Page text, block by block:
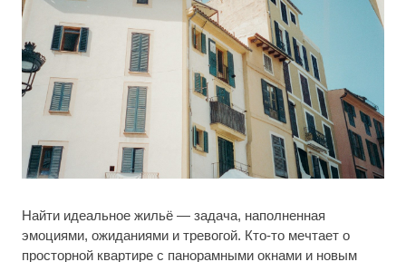
Найти идеальное жильё — задача, наполненная
эмоциями, ожиданиями и тревогой. Кто-то мечтает о
просторной квартире с панорамными окнами и новым